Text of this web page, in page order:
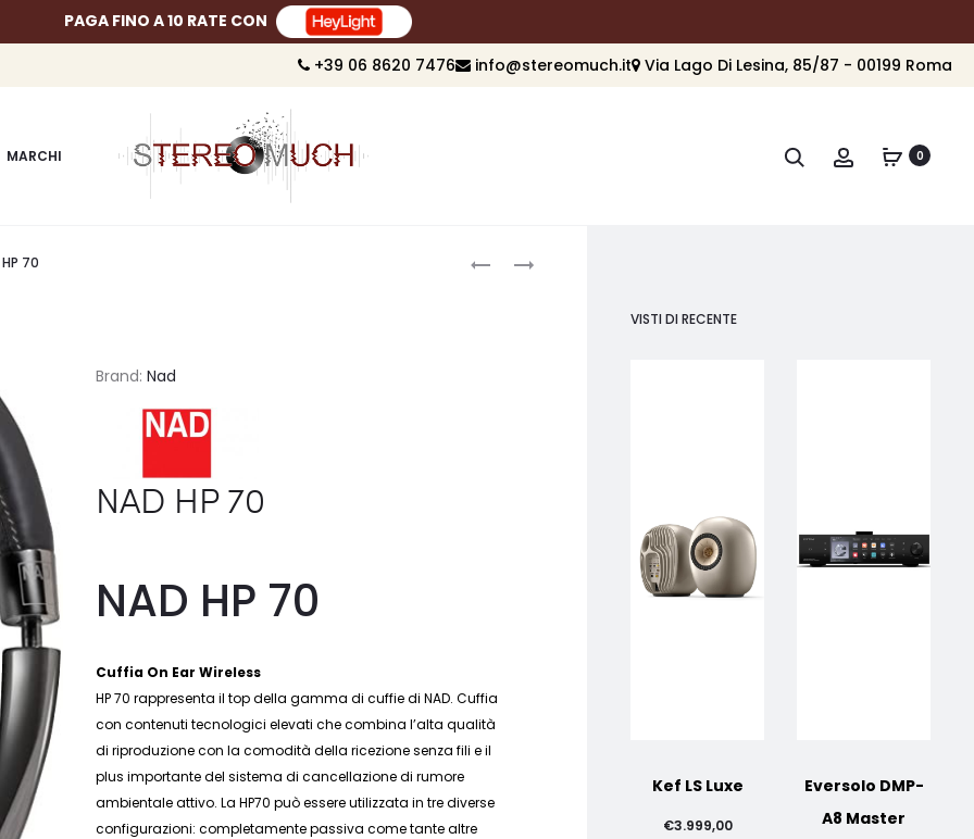
PAGA FINO A 10 RATE CON
+39 06 8620 7476 info@stereomuch.it Via Lago Di Lesina, 85/87 - 00199 Roma
MARCHI Cerca Account0
Product
navigation
ISOTEK
70
Brand:Nad
NAD HP 70
NAD HP 70
Cuffia On Ear Wireless
HP 70 rappresenta il top della gamma di cuffie di NAD. Cuffia
con contenuti tecnologici elevati che combina l’alta qualità
di riproduzione con la comodità della ricezione senza fili e il
plus importante del sistema di cancellazione di rumore
ambientale attivo. La HP70 può essere utilizzata in tre diverse
configurazioni: completamente passiva come tante altre
VISTI DI RECENTE
Kef LS Luxe
€3.999,00
Eversolo DMP-
A8 Master